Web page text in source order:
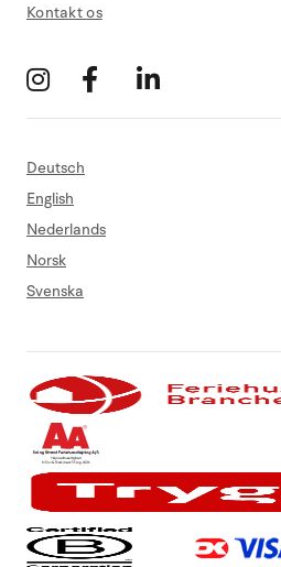
Kontakt os
Deutsch
English
Nederlands
Norsk
Svenska